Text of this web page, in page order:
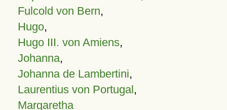
Fulcold von Bern,
Hugo,
Hugo III. von Amiens,
Johanna,
Johanna de Lambertini,
Laurentius von Portugal,
Margaretha